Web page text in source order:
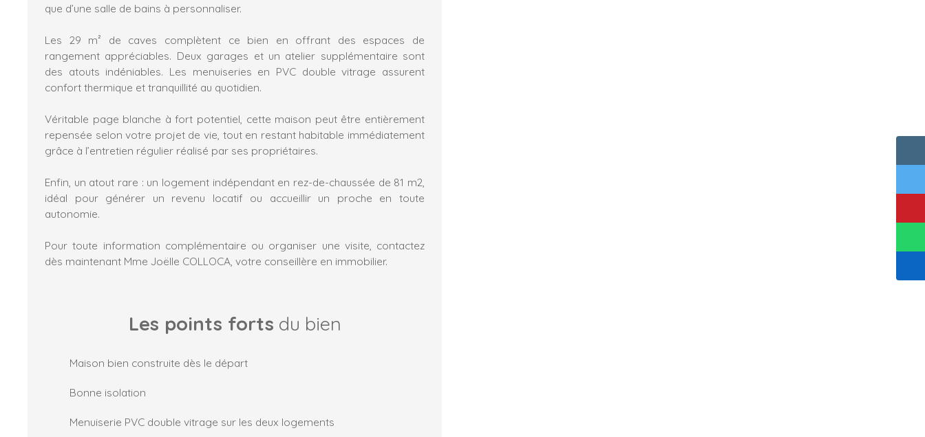
que d’une salle de bains à personnaliser.
Les 29 m² de caves complètent ce bien en offrant des espaces de
rangement appréciables. Deux garages et un atelier supplémentaire sont
des atouts indéniables. Les menuiseries en PVC double vitrage assurent
confort thermique et tranquillité au quotidien.
Véritable page blanche à fort potentiel, cette maison peut être entièrement
repensée selon votre projet de vie, tout en restant habitable immédiatement
grâce à l’entretien régulier réalisé par ses propriétaires.
Enfin, un atout rare : un logement indépendant en rez-de-chaussée de 81 m2,
idéal pour générer un revenu locatif ou accueillir un proche en toute
autonomie.
Pour toute information complémentaire ou organiser une visite, contactez
dès maintenant Mme Joëlle COLLOCA, votre conseillère en immobilier.
Les points forts du bien
Maison bien construite dès le départ
Bonne isolation
Menuiserie PVC double vitrage sur les deux logements